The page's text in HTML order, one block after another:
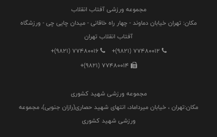
مجموعه ورزشی آفتاب انقلاب
مکان: تهران خیابان دماوند - چهار راه خاقانی - میدان چایی چی - ورزشگاه
آفتاب انقلاب تهران
+(9821) 77480012
+(9821) 77480016
+(9821) 77480014
مجموعه ورزشی شهید کشوری
مکان:تهران ، خیابان میرداماد، انتهای شهید حصاری(رازان جنوبی)، مجموعه
ورزشی شهید کشوری